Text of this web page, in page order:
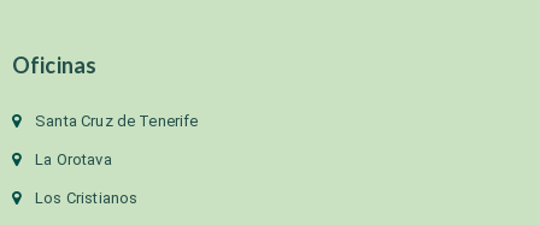
Oficinas
Santa Cruz de Tenerife
La Orotava
Los Cristianos